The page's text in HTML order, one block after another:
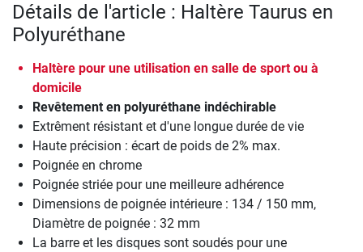
Détails de l'article : Haltère Taurus en
Polyuréthane
Haltère pour une utilisation en salle de sport ou à
domicile
Revêtement en polyuréthane indéchirable
Extrêment résistant et d'une longue durée de vie
Haute précision : écart de poids de 2% max.
Poignée en chrome
Poignée striée pour une meilleure adhérence
Dimensions de poignée intérieure : 134 / 150 mm,
Diamètre de poignée : 32 mm
La barre et les disques sont soudés pour une